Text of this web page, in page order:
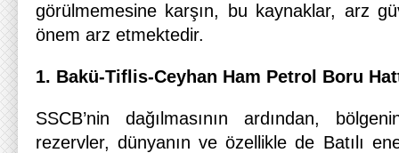
görülmemesine karşın, bu kaynaklar, arz
önem arz etmektedir.
1. Bakü-Tiflis-Ceyhan Ham Petrol Boru
SSCB’nin dağılmasının ardından,
rezervler, dünyanın ve özellikle de Batılı